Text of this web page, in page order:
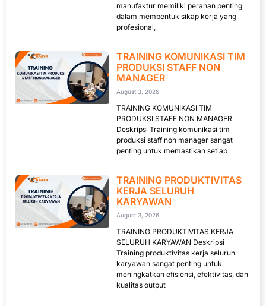
manufaktur memiliki peranan penting
dalam membentuk sikap kerja yang
profesional,
TRAINING KOMUNIKASI TIM
PRODUKSI STAFF NON
MANAGER
August 3, 2026
TRAINING KOMUNIKASI TIM
PRODUKSI STAFF NON MANAGER
Deskripsi Training komunikasi tim
produksi staff non manager sangat
penting untuk memastikan setiap
TRAINING PRODUKTIVITAS
KERJA SELURUH
KARYAWAN
August 3, 2026
TRAINING PRODUKTIVITAS KERJA
SELURUH KARYAWAN Deskripsi
Training produktivitas kerja seluruh
karyawan sangat penting untuk
meningkatkan efisiensi, efektivitas, dan
kualitas output